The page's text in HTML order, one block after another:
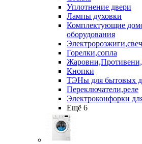
Уплотнение двери
Лампы духовки
Комплектующие
оборудования
Горелки,сопла
Кнопки
ТЭНы для бытовых
Переключатели,реле
Электроконфорки
Ещё 6